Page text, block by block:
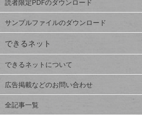
ート
iPhone
VLOOKUP
close
閉じ
る
ペ
ジ
連載
Excel Q&A
トイアンナ流仕
事術
PowerAutomate
読者限定PDFのダウンロード
サンプルファイルのダウンロード
できるネット
できるネットについて
広告掲載などのお問い合わせ
全記事一覧